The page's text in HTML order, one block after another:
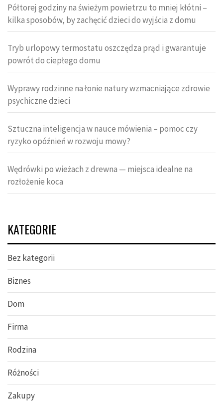
Półtorej godziny na świeżym powietrzu to mniej kłótni –
kilka sposobów, by zachęcić dzieci do wyjścia z domu
Tryb urlopowy termostatu oszczędza prąd i gwarantuje
powrót do ciepłego domu
Wyprawy rodzinne na łonie natury wzmacniające zdrowie
psychiczne dzieci
Sztuczna inteligencja w nauce mówienia – pomoc czy
ryzyko opóźnień w rozwoju mowy?
Wędrówki po wieżach z drewna — miejsca idealne na
rozłożenie koca
KATEGORIE
Bez kategorii
Biznes
Dom
Firma
Rodzina
Różności
Zakupy